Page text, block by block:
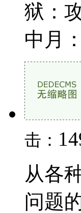
狱：
中月
击：
从各
问题